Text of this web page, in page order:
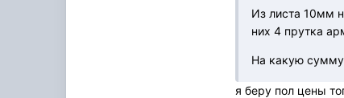
Из листа 10мм
них 4 прутка
На какую сумму
я беру пол цены